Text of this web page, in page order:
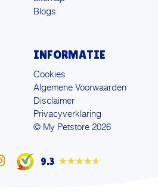
Blogs
INFORMATIE
Cookies
Algemene Voorwaarden
Disclaimer
Privacyverklaring
© My Petstore 2026
9.3 ★★★★★